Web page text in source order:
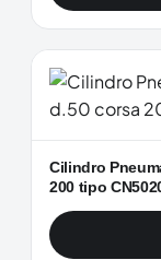
Cilindro
200 tipo